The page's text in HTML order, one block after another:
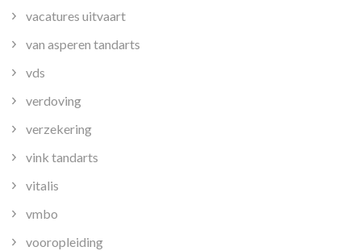
vacatures uitvaart
van asperen tandarts
vds
verdoving
verzekering
vink tandarts
vitalis
vmbo
vooropleiding